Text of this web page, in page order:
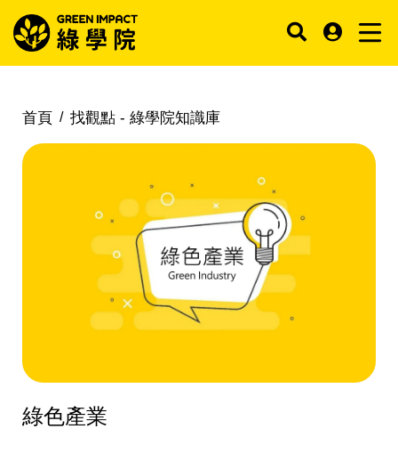
首頁 找觀點 - 綠學院知識庫
綠色產業